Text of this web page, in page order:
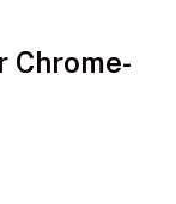
Chrome-